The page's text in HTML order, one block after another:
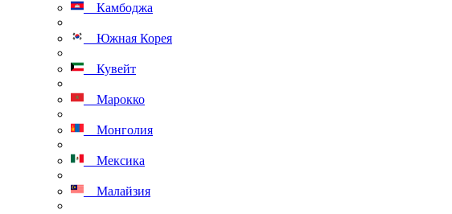
Камбоджа
Южная Корея
Кувейт
Марокко
Монголия
Мексика
Малайзия